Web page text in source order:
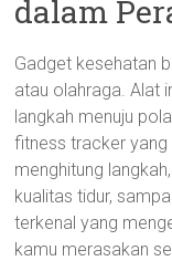
dalam
Gadget kesehatan
atau olahraga. Alat
langkah menuju
fitness tracker yang
menghitung
kualitas tidur,
terkenal yang
kamu merasakan